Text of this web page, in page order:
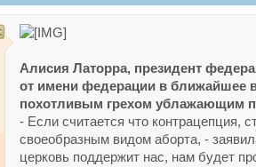
Алисия Латорра, президент
от имени федерации в ближайшее
похотливым грехом ублажающим
- Если считается что контрацепция,
своеобразным видом аборта, -
церковь поддержит нас, нам будет